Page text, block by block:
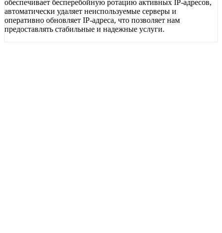
обеспечивает бесперебойную ротацию активных IP-адресов,
автоматически удаляет неиспользуемые серверы и
оперативно обновляет IP-адреса, что позволяет нам
предоставлять стабильные и надежные услуги.